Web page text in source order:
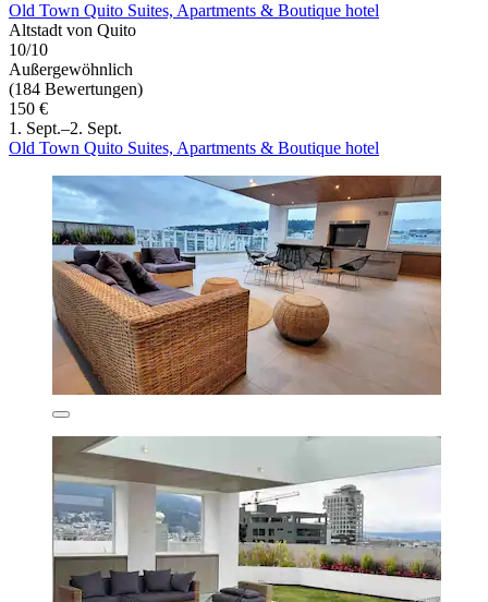
Old Town Quito Suites, Apartments & Boutique hotel
Altstadt von Quito
10/10
Außergewöhnlich
(184 Bewertungen)
150 €
1. Sept.–2. Sept.
Old Town Quito Suites, Apartments & Boutique hotel